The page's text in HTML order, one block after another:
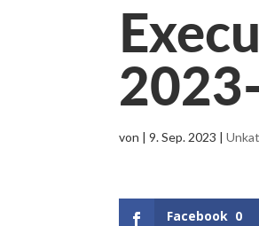
von |9. Sep. 2023 |
Facebook 0